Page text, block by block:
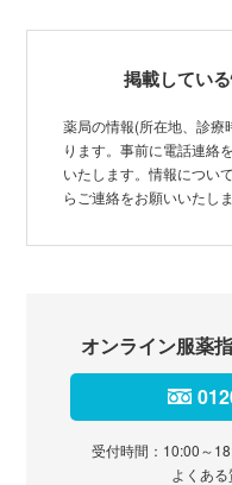
掲載してい
薬局の情報(所在地、診療
ります。事前に電話連絡
いたします。情報につい
らご連絡をお願いいたしま
オンライン服薬
受付時間：10:00～
よくあ